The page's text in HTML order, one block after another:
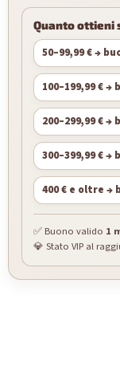
Quanto ottieni
50–99,99 € →
100–199,99 € →
200–299,99 € →
300–399,99 € →
400 € e oltre →
✅ Buono valido 1
💎 Stato VIP al